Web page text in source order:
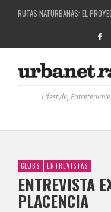
RUTAS NATURBANAS: EL
LA HISTORIA DETRÁS DE LA
RECORDANDO LA
Lifestyle,
CLUBS ENTREVISTAS
ENTREVISTA
PLACENCIA